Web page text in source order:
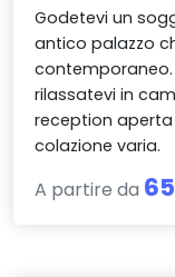
Godetevi un
antico palazzo
contemporaneo.
rilassatevi in
reception
colazione varia.
A partire da